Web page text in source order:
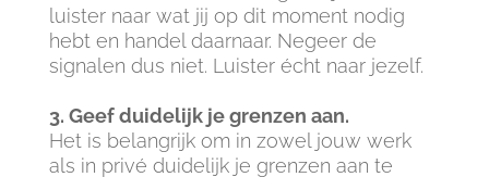
luister naar wat jij op dit moment nodig
hebt en handel daarnaar. Negeer de
signalen dus niet. Luister écht naar jezelf.
3. Geef duidelijk je grenzen aan.
Het is belangrijk om in zowel jouw werk
als in privé duidelijk je grenzen aan te